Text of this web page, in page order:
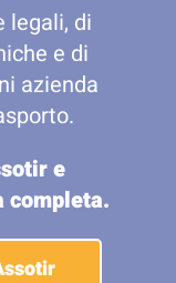
legali, di
e di
azienda
e
completa.